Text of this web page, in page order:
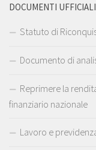
DOCUMENTI UFFICIALI
Statuto di
Documento di
Reprimere la
finanziario nazionale
Lavoro e